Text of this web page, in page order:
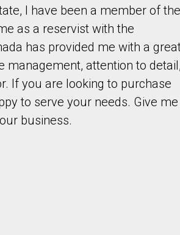
nos conditions d'utilisation et vous nous
I have been a member of the
as a reservist with the
has provided me with a
management, attention to detail,
If you are looking to purchase
to serve your needs. Give me
business.